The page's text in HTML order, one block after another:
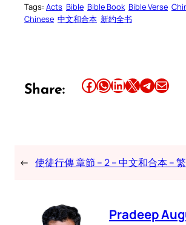
Tags: Acts Bible Bible Book Bible Verse
Chinese 中文和合本 新约全书
Share: Share this article on Facebook Share this article on WhatsApp Share this article on LinkedIn Share this article on X Share this article on TelegramEmail this Article
← 使徒行傳 章節 – 2 – 中文和合本 –
Pradeep